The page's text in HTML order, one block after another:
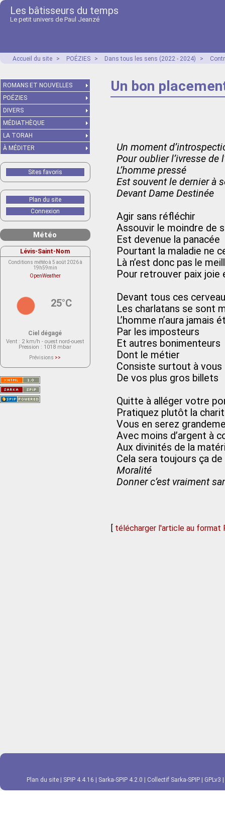
Les bâtisseurs du temps
Le petit univers de Paul Jeanzé
Accueil du site > POÉZIES > Dans tous les sens (2022 - 2024) >
Un bon
Un moment
Pour oublier l’ivresse de
L’homme pressé
Est souvent le dernier à
Devant Dame Destinée
Agir sans réfléchir
Assouvir le moindre de
Est devenue la panacée
Pourtant la maladie ne
Là n’est donc pas le
Pour retrouver paix joie
Devant tous ces
Les charlatans se sont
L’homme n’aura jamais
Par les imposteurs
Et autres bonimenteurs
Dont le métier
Consiste surtout à
De vos plus gros billets
Quitte à alléger votre
Pratiquez plutôt la
Vous en serez
Avec moins d’argent à
Aux divinités de la
Cela sera toujours ça de
Moralité
Donner c’est vraiment
[ télécharger l'article au format
ROMANS ET NOUVELLES
POÉZIES
DIVERS
MÉDIATHÈQUE
LA TORAH
À MÉDITER
Sites favoris
Plan du site
Connexion
Météo
Lévis-Saint-Nom
Conditions météo à 5 août 2026 à
19h59min
OpenWeather
25°C
Ciel dégagé
Vent : 2 km/h - ouest nord-ouest
Pression : 1018 mbar
Prévisions >>
actuellement aucune prévision
Saint-Nom.
Veuillez consulter le message du
service ci-dessous.
(401 - Invalid API key. Please see
https://openweathermap.org/faq#error401
Plan du site SPIP 4.4.16 Sarka-SPIP 4.2.0 Collectif Sarka-SPIP GPLv3